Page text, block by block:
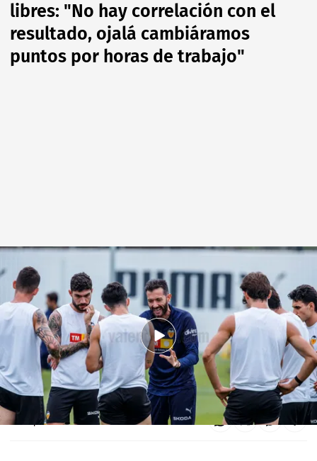
libres: "No hay correlación con el
resultado, ojalá cambiáramos
puntos por horas de trabajo"
David Torres
09 MAY 2026 - 14:11h.
Julen Agirrezabala se apunta a San Mamés y
Carlos Corberán confirma una baja en ataque
Compartir